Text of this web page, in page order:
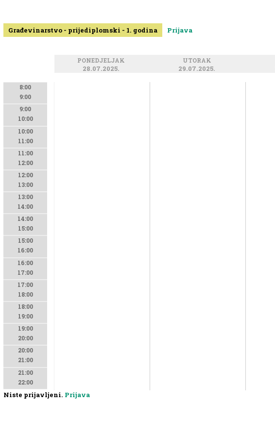
Građevinarstvo - prijediplomski - 1. godina Prijava
PONEDJELJAK
28.07.2025.
UTORAK
29.07.2025.
8:00
9:00
9:00
10:00
10:00
11:00
11:00
12:00
12:00
13:00
13:00
14:00
14:00
15:00
15:00
16:00
16:00
17:00
17:00
18:00
18:00
19:00
19:00
20:00
20:00
21:00
21:00
22:00
Niste prijavljeni. Prijava